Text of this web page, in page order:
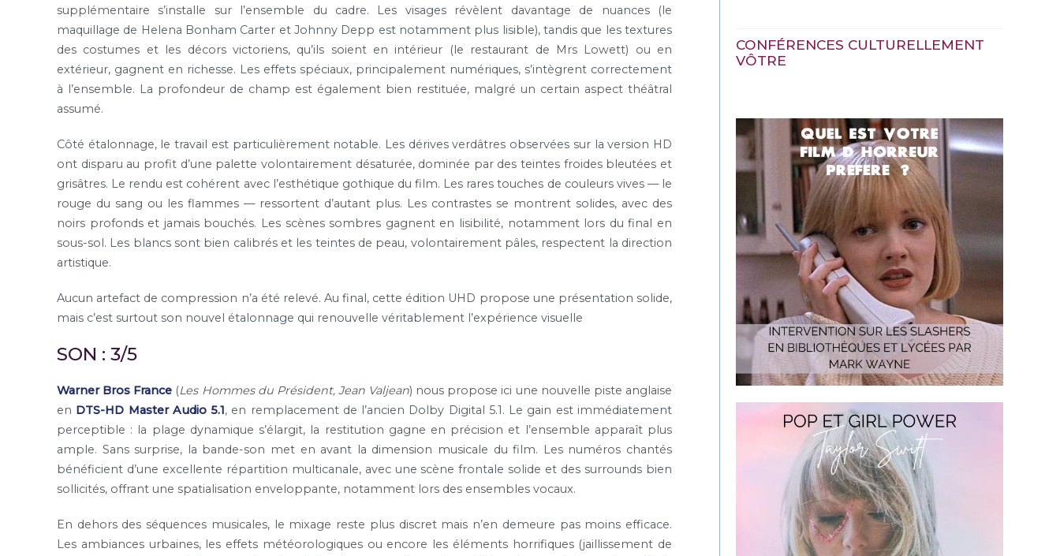
supplémentaire s’installe sur l’ensemble du cadre. Les visages révèlent davantage de nuances (le
maquillage de Helena Bonham Carter etJohnny Depp est notamment plus lisible), tandis que les textures
des costumes et les décors victoriens, qu’ils soient en intérieur (le restaurant de Mrs Lowett) ou en
extérieur, gagnent en richesse. Les effets spéciaux, principalement numériques, s’intègrent correctement
à l’ensemble. La profondeur de champ est également bien restituée, malgré un certain aspect théâtral
assumé.
Côté étalonnage, le travail est particulièrement notable. Les dérives verdâtres observées sur la version HD
ont disparu au profit d’une palette volontairement désaturée, dominée par des teintes froides bleutées et
grisâtres. Le rendu est cohérent avec l’esthétique gothique du film. Les rares touches de couleurs vives — le
rouge du sang ou les flammes — ressortent d’autant plus. Les contrastes se montrent solides, avec des
noirs profonds et jamais bouchés. Les scènes sombres gagnent en lisibilité, notamment lors du final en
sous-sol. Les blancs sont bien calibrés et les teintes de peau, volontairement pâles, respectent la direction
artistique.
Aucun artefact de compression n’a été relevé. Au final, cette édition UHD propose une présentation solide,
mais c’est surtout son nouvel étalonnage qui renouvelle véritablement l’expérience visuelle
SON : 3/5
Warner Bros France (Les Hommes du Président, Jean Valjean) nous propose ici une nouvelle piste anglaise
en DTS-HD Master Audio 5.1, en remplacement de l’ancien Dolby Digital 5.1. Le gain est immédiatement
perceptible : la plage dynamique s’élargit, la restitution gagne en précision et l’ensemble apparaît plus
ample. Sans surprise, la bande-son met en avant la dimension musicale du film. Les numéros chantés
bénéficient d’une excellente répartition multicanale, avec une scène frontale solide et des surrounds bien
sollicités, offrant une spatialisation enveloppante, notamment lors des ensembles vocaux.
En dehors des séquences musicales, le mixage reste plus discret mais n’en demeure pas moins efficace.
Les ambiances urbaines, les effets météorologiques ou encore les éléments horrifiques (jaillissement de
CONFÉRENCES CULTURELLEMENT
VÔTRE